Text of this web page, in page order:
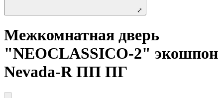
⤢
Межкомнатная дверь
"NEOCLASSICO-2" экошпон
Nevada-R ПП ПГ